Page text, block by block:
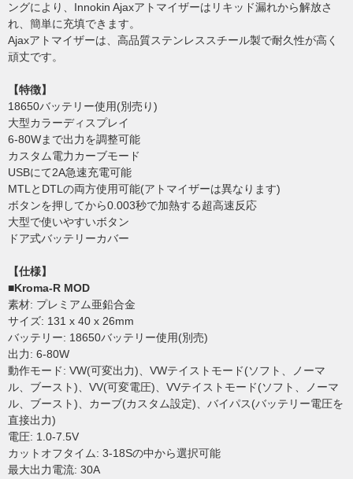
ングにより、Innokin Ajaxアトマイザーはリキッド漏れから解放さ
れ、簡単に充填できます。
Ajaxアトマイザーは、高品質ステンレススチール製で耐久性が高く
頑丈です。
【特徴】
18650バッテリー使用(別売り)
大型カラーディスプレイ
6-80Wまで出力を調整可能
カスタム電力カーブモード
USBにて2A急速充電可能
MTLとDTLの両方使用可能(アトマイザーは異なります)
ボタンを押してから0.003秒で加熱する超高速反応
大型で使いやすいボタン
ドア式バッテリーカバー
【仕様】
■Kroma-R MOD
素材: プレミアム亜鉛合金
サイズ: 131 x 40 x 26mm
バッテリー: 18650バッテリー使用(別売)
出力: 6-80W
動作モード: VW(可変出力)、VWテイストモード(ソフト、ノーマ
ル、ブースト)、VV(可変電圧)、VVテイストモード(ソフト、ノーマ
ル、ブースト)、カーブ(カスタム設定)、バイパス(バッテリー電圧を
直接出力)
電圧: 1.0-7.5V
カットオフタイム: 3-18Sの中から選択可能
最大出力電流: 30A